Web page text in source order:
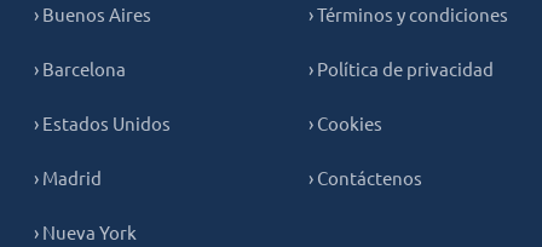
› Buenos Aires
› Barcelona
› Estados Unidos
› Madrid
› Nueva York
› Términos y condiciones
› Política de privacidad
› Cookies
› Contáctenos